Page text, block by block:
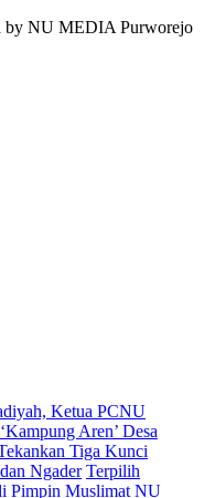
by NU MEDIA Purworejo
Ketua PCNU
Aren’ Desa
Tiga Kunci
Ngader Terpilih
Pimpin Muslimat NU